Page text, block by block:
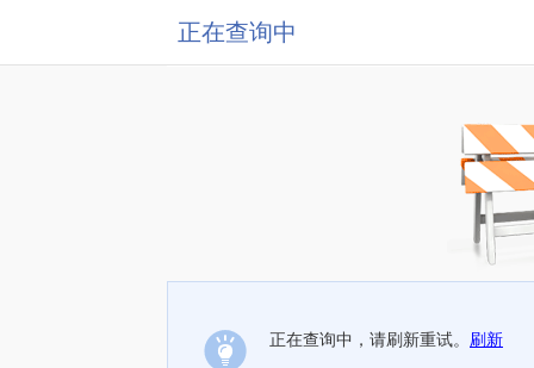
正在查询中
正在查询中，请刷新重试。 刷新